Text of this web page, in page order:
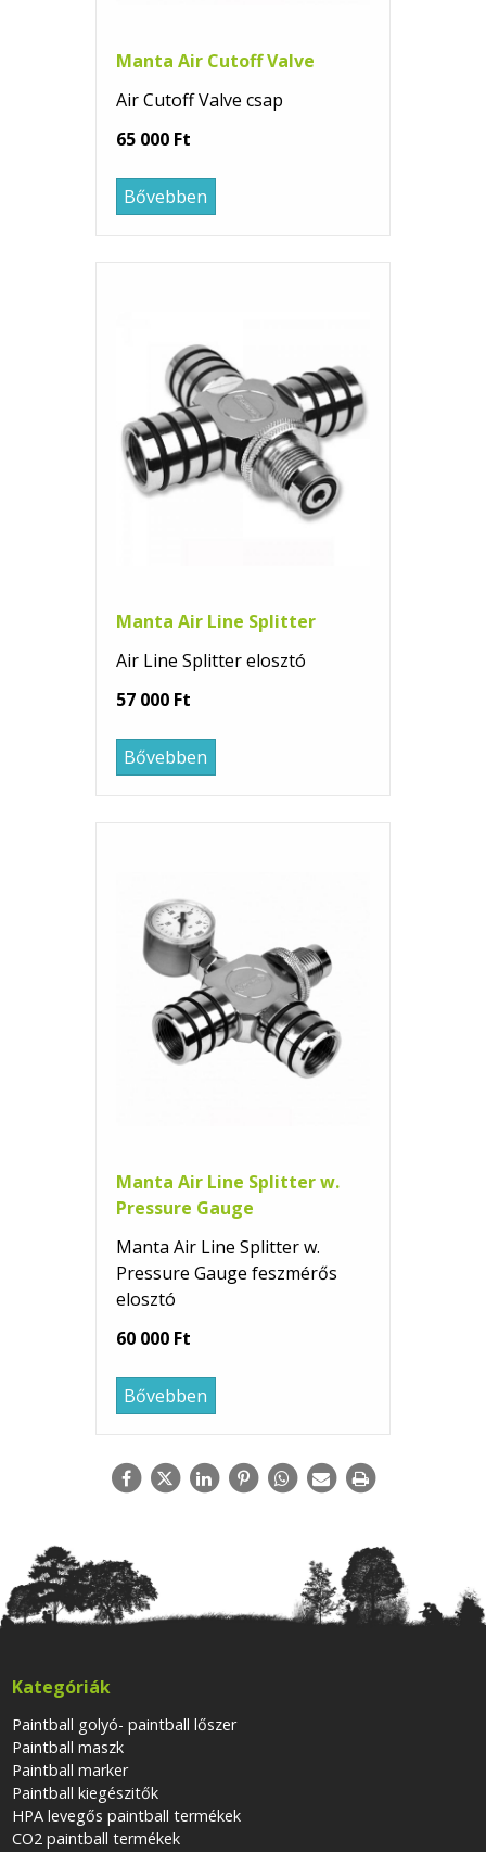
Manta Air Cutoff Valve
Air Cutoff Valve csap
65 000 Ft
Bővebben
Manta Air Line Splitter
Air Line Splitter elosztó
57 000 Ft
Bővebben
Manta Air Line Splitter w.
Pressure Gauge
Manta Air Line Splitter w.
Pressure Gauge feszmérős
elosztó
60 000 Ft
Bővebben
Kategóriák
Paintball golyó- paintball lőszer
Paintball maszk
Paintball marker
Paintball kiegészitők
HPA levegős paintball termékek
CO2 paintball termékek